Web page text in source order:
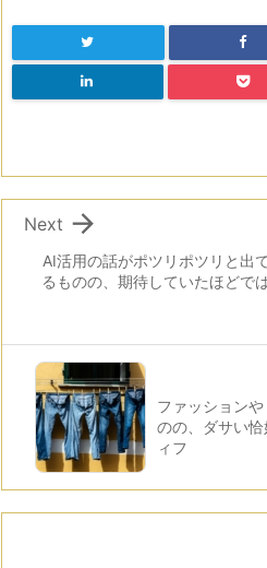
AI活用の話がポツリポツリと出
るものの、期待していたほどで

Next
ファッション
のの、ダサい
ィフ